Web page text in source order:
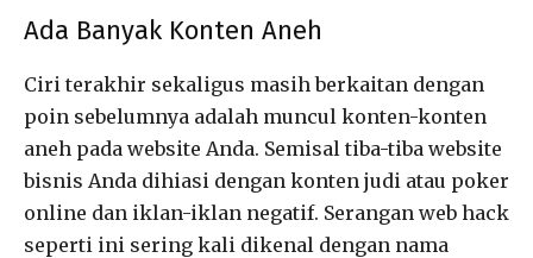
Ada Banyak Konten Aneh
Ciri terakhir sekaligus masih berkaitan dengan
poin sebelumnya adalah muncul konten-konten
aneh pada website Anda. Semisal tiba-tiba website
bisnis Anda dihiasi dengan konten judi atau poker
online dan iklan-iklan negatif. Serangan web hack
seperti ini sering kali dikenal dengan nama